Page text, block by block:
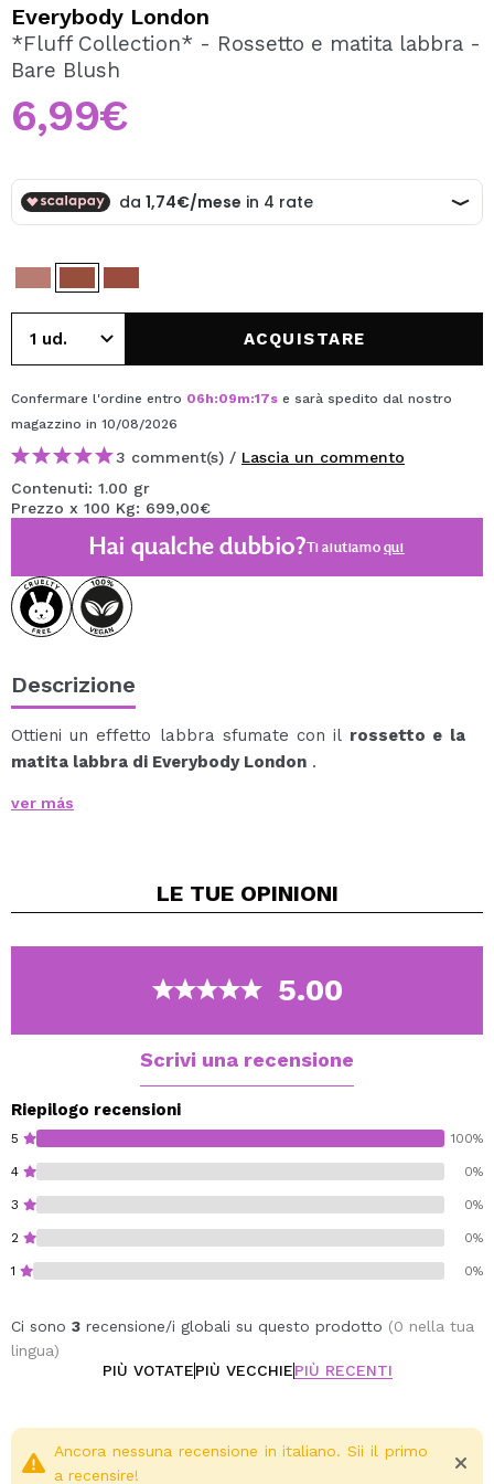
Creando un account su Maquibeauty.it potrai fare i tuoi
acquisti velocemente, controllare lo stato dei tuoi ordini e
Everybody London
*Fluff Collection* - Rossetto e matita labbra -
Bare Blush
6,99€
ACQUISTARE
Confermare l'ordine entro 06h:09m:17s e sarà spedito dal nostro
magazzino in 10/08/2026
3 comment(s) / Lascia un commento
Contenuti: 1.00 gr
Prezzo x 100 Kg: 699,00€
Hai qualche dubbio?Ti aiutiamoqui
Descrizione
Ottieni un effetto labbra sfumate con il rossetto e la
matita labbra di Everybody London .
eyeliner alla coprenza di un rossetto, offrendo
offrendo un colore intenso, una copertura totale e un
Grazie al formato automatico, puoi ritoccare in qualsiasi
momento senza bisogno di temperamatite.
ver más
LE TUE OPINIONI
5.00
Scrivi una recensione
Riepilogo recensioni
5 100%
4 0%
3 0%
2 0%
1 0%
Ci sono 3 recensione/i globali su questo prodotto (0 nella tua
lingua)
PIÙ VOTATEPIÙ VECCHIEPIÙ RECENTI
Ancora nessuna recensione in italiano. Sii il primo
a recensire!